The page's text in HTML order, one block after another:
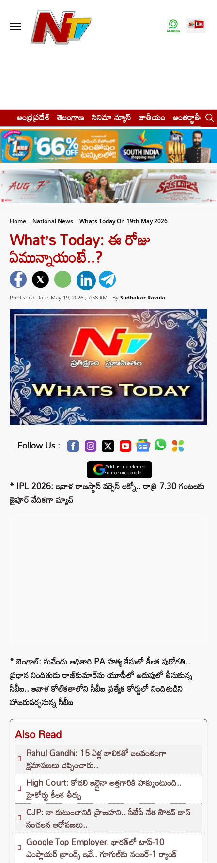
ఆంధ్రప్రదేశ్ తెలంగాణ సినిమా న్యూస్ జాతీయం అంతర్జాతీయం
Home National News Whats Today On 19th May 2026
What’s Today: ఈ రోజు
ఏమున్నాయంటే..?
Published Date :May 19, 2026 , 7:58 AM By Sudhakar Ravula
Follow Us :
Add as a preferred
source on google
* IPL 2026: ఇవాళ రాజస్థాన్‌ వర్సెస్‌ లక్నో.. రాత్రి 7.30 గంటలకు
జైపూర్‌ వేదికగా మ్యాచ్
* బెంగాల్‌: సువేందు అధికారి PA హత్య కేసులో కీలక పురోగతి..
ప్రధాన నిందితుడు రాజ్‌కుమార్‌ను యూపీలో అదుపులో తీసుకున్న
సీబీఐ.. ఇవాళ కోల్‌కతాలోని సీబీఐ ప్రత్యేక కోర్టులో నిందితుడిని
హాజరుపర్చనున్న సీబీఐ
Also Read
Rahul Gandhi: 15 ఏళ్ల బాలికతో బలవంతంగా
క్షమాపణలు చెప్పించారు..
High Court: కోడలి ఇల్లైనా అత్తగారికి హక్కుంటుంది..
హైకోర్టు కీలక తీర్పు
CJP: నా కుటుంబానికి ప్రాణహని.. సీజేపీ నేత సౌరవ్ దాస్
సంచలన ఆరోపణలు..
Google Top Employer: భారత్‌లో టాప్-10
ఎంప్లాయర్ బ్రాండ్స్ ఇవే.. గూగుల్‌కు నంబర్-1 ర్యాంక్